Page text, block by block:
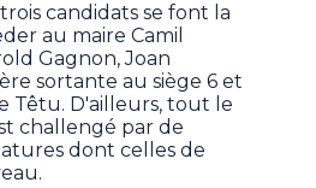
candidats se font la
au maire Camil
Gagnon, Joan
sortante au siège 6 et
Têtu. D'ailleurs, tout le
challengé par de
dont celles de